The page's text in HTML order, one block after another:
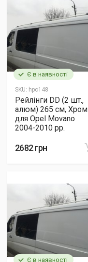
Є в наявності
SKU: hpc148
Рейлінги DD (2 шт.,
алюм) 265 см, Хром
для Opel Movano
2004-2010 рр.
2682 грн
Є в наявності